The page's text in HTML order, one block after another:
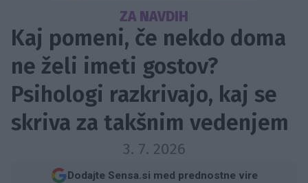
ZA NAVDIH
Kaj pomeni, če nekdo doma
ne želi imeti gostov?
Psihologi razkrivajo, kaj se
skriva za takšnim vedenjem
3. 7. 2026
Dodajte Sensa.si med prednostne vire